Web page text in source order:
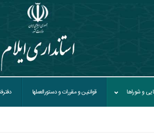
و شوراها قواننین و مقررات و دستورالعملها